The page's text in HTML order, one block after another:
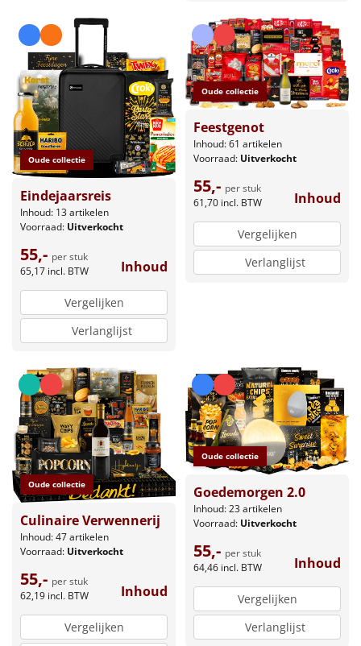
Oude collectie
Eindejaarsreis
Inhoud: 13 artikelen
Voorraad: Uitverkocht
55,- per stuk
65,17 incl. BTW Inhoud
Vergelijken
Verlanglijst
Oude collectie
Feestgenot
Inhoud: 61 artikelen
Voorraad: Uitverkocht
55,- per stuk
61,70 incl. BTW Inhoud
Vergelijken
Verlanglijst
Oude collectie
Culinaire Verwennerij
Inhoud: 47 artikelen
Voorraad: Uitverkocht
55,- per stuk
62,19 incl. BTW Inhoud
Vergelijken
Oude collectie
Goedemorgen 2.0
Inhoud: 23 artikelen
Voorraad: Uitverkocht
55,- per stuk
64,46 incl. BTW Inhoud
Vergelijken
Verlanglijst